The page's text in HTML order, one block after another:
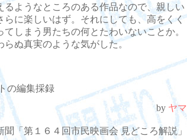
るようなところのある作品なので、親しい
らに楽しいはず。それにしても、高をくく
しまう男たちの何とたわいないことか。
ぬ真実のような気がした。
の編集採録
by ヤマ
「第１６４回市民映画会 見どころ解説」